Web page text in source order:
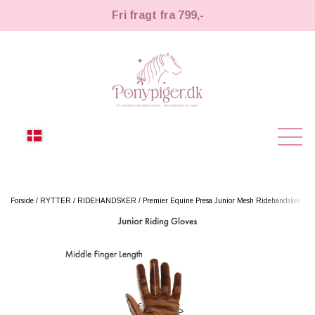
Fri fragt fra 799,-
NYHEDER
KÆPHESTE
STRIGLER & TILBEHØR
LEMIEUX TOY PONY
TIL HESTEPIGER
Forside RYTTER RIDEHANDSKER Premier Equine Presa Junior Mesh Ridehandsker